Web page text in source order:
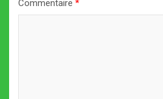
Commentaire *